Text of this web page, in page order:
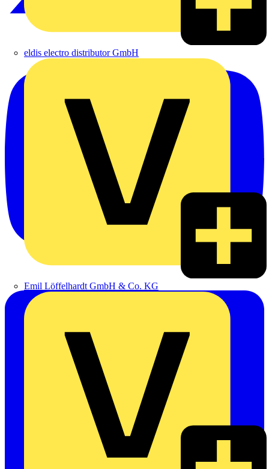
eldis electro distributor GmbH
Emil Löffelhardt GmbH & Co. KG